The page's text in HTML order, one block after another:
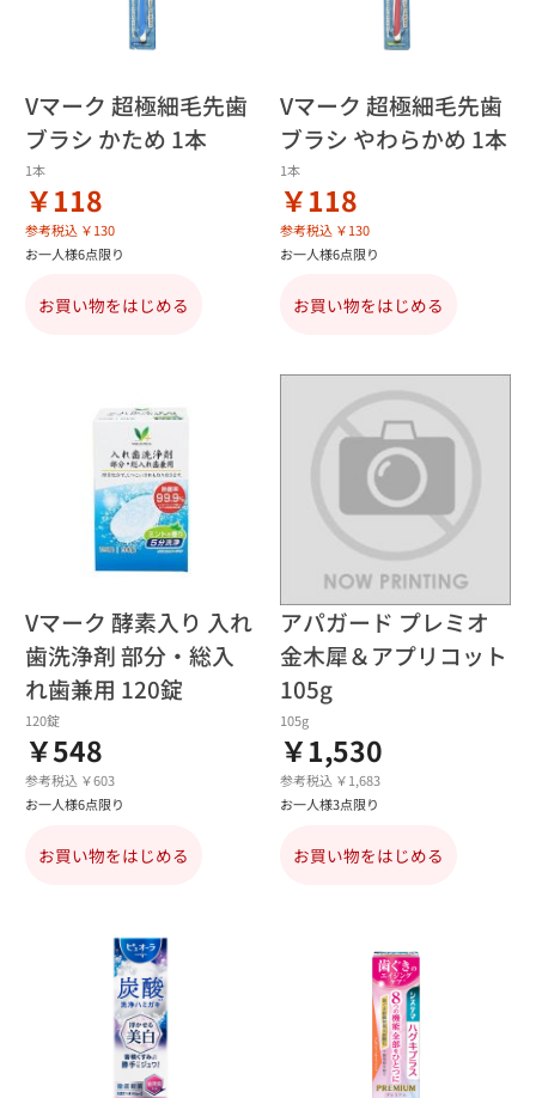
Vマーク 超極細毛先歯
ブラシ かため 1本
1本
￥118
参考税込 ￥130
お一人様6点限り
お買い物をはじめる
Vマーク 超極細毛先歯
ブラシ やわらかめ 1本
1本
￥118
参考税込 ￥130
お一人様6点限り
お買い物をはじめる
Vマーク 酵素入り 入れ
歯洗浄剤 部分・総入
れ歯兼用 120錠
120錠
￥548
参考税込 ￥603
お一人様6点限り
お買い物をはじめる
アパガード プレミオ
金木犀＆アプリコット
105g
105g
￥1,530
参考税込 ￥1,683
お一人様3点限り
お買い物をはじめる